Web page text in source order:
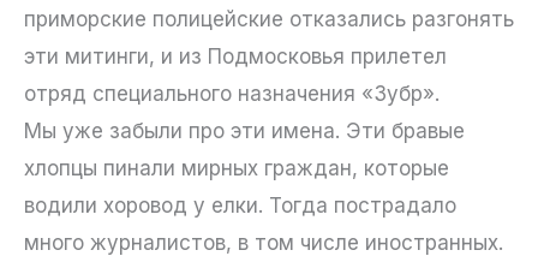
приморские полицейские отказались разгонять
эти митинги, и из Подмосковья прилетел
отряд специального назначения «Зубр».
Мы уже забыли про эти имена. Эти бравые
хлопцы пинали мирных граждан, которые
водили хоровод у елки. Тогда пострадало
много журналистов, в том числе иностранных.